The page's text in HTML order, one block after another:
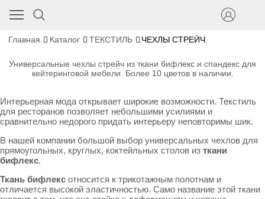
Главная Каталог ТЕКСТИЛЬ ЧЕХЛЫ СТРЕЙЧ
Универсальные чехлы стрейч из ткани бифлекс и спандекс для
кейтеринговой мебели. Более 10 цветов в наличии.
Интерьерная мода открывает широкие возможности. Текстиль
для ресторанов позволяет небольшими усилиями и
сравнительно недорого придать интерьеру неповторимы шик.
В нашей компании большой выбор универсальных чехлов для
прямоугольных, круглых, коктейльных столов из ткани
бифлекс.
Ткань бифлекс относится к трикотажным полотнам и
отличается высокой эластичностью. Само название этой ткани